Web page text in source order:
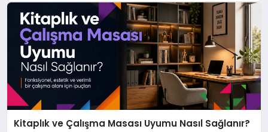
Kitaplık ve Çalışma Masası Uyumu Nasıl Sağlanır?